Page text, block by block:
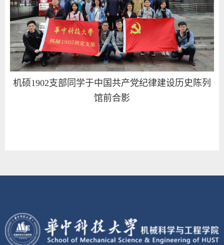
机硕1902支部同学于中国共产党纪律建设历史陈列
馆前合影